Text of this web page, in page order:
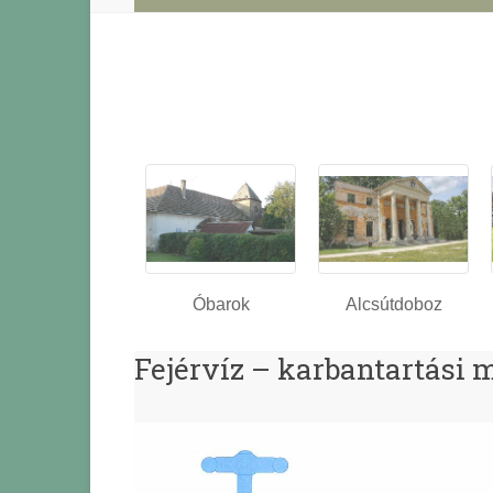
Óbarok Alcsútdoboz
Fejérvíz – karbantartási